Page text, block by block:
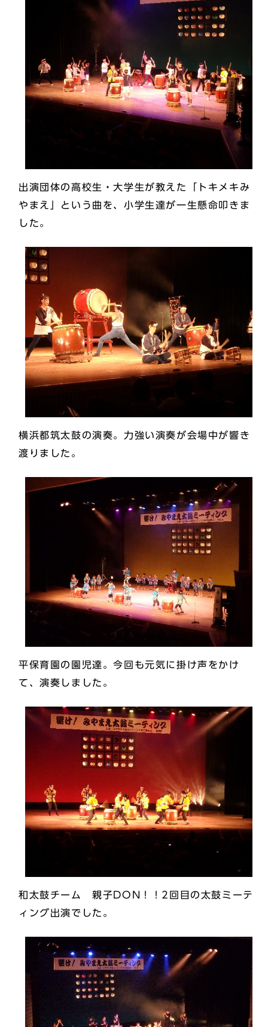
出演団体の高校生・大学生が教えた「トキメキみ
やまえ」という曲を、小学生達が一生懸命叩きま
した。
横浜都筑太鼓の演奏。力強い演奏が会場中が響き
渡りました。
平保育園の園児達。今回も元気に掛け声をかけ
て、演奏しました。
和太鼓チーム 親子DON！！2回目の太鼓ミーテ
ィング出演でした。